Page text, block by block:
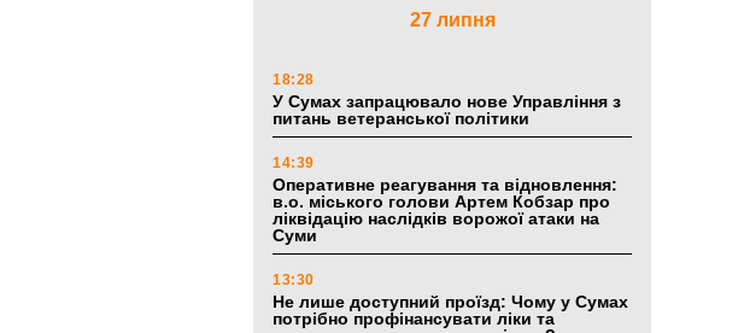
27 липня
18:28
У Сумах запрацювало нове Управління з
питань ветеранської політики
14:39
Оперативне реагування та відновлення:
в.о. міського голови Артем Кобзар про
ліквідацію наслідків ворожої атаки на
Суми
13:30
Не лише доступний проїзд: Чому у Сумах
потрібно профінансувати ліки та